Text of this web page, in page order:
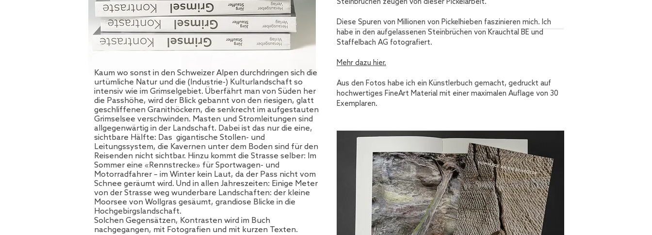
Kaum wo sonst in den Schweizer Alpen durchdringen sich die
urtümliche Natur und die (Industrie-) Kulturlandschaft so
intensiv wie im Grimselgebiet. Überfährt man von Süden her
die Passhöhe, wird der Blick gebannt von den riesigen, glatt
geschliffenen Granithöckern, die senkrecht im aufgestauten
Grimselsee verschwinden. Masten und Stromleitungen sind
allgegenwärtig in der Landschaft. Dabei ist das nur die eine,
sichtbare Hälfte: Das gigantische Stollen- und
Leitungssystem, die Kavernen unter dem Boden sind für den
Reisenden nicht sichtbar. Hinzu kommt die Strasse selber: Im
Sommer eine «Rennstrecke» für Sportwagen- und
Motorradfahrer – im Winter kein Laut, da der Pass nicht vom
Schnee geräumt wird. Und in allen Jahreszeiten: Einige Meter
von der Strasse weg wunderbare Landschaften: der kleine
Moorsee von Wollgras gesäumt, grandiose Blicke in die
Hochgebirgslandschaft.
Solchen Gegensätzen, Kontrasten wird im Buch
nachgegangen, mit Fotografien und mit kurzen Texten.
Steinbrüchen zeugen von dieser Pickelarbeit.
Diese Spuren von Millionen von Pickelhieben faszinieren mich. Ich
habe in den aufgelassenen Steinbrüchen von Krauchtal BE und
Staffelbach AG fotografiert.
Mehr dazu hier.
Aus den Fotos habe ich ein Künstlerbuch gemacht, gedruckt auf
hochwertiges FineArt Material mit einer maximalen Auflage von 30
Exemplaren.